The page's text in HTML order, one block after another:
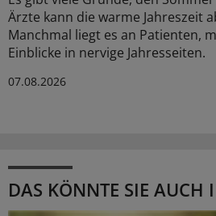
Ärzte kann die warme Jahreszeit
Manchmal liegt es an Patienten,
Einblicke in nervige Jahresseiten.
07.08.2026
DAS KÖNNTE SIE AUCH